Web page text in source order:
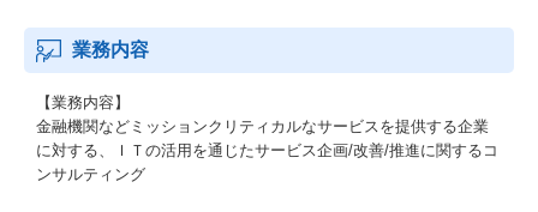
業務内容
【業務内容】
金融機関などミッションクリティカルなサービスを提供する企業
に対する、ＩＴの活用を通じたサービス企画/改善/推進に関するコ
ンサルティング